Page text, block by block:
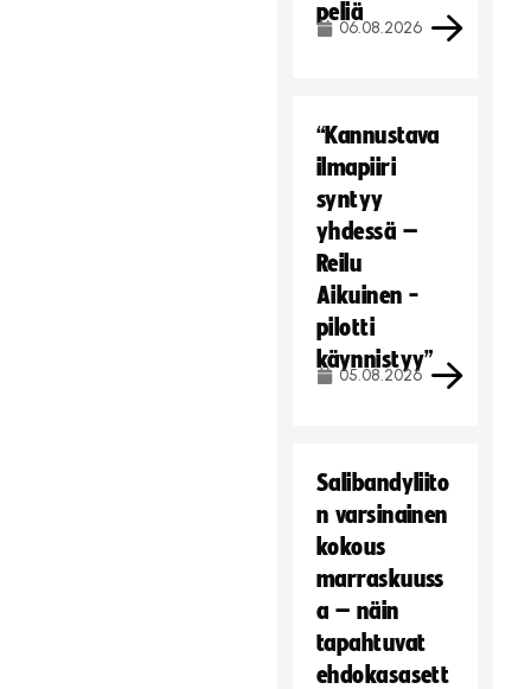
peliä
06.08.2026
“Kannustava
ilmapiiri
syntyy
yhdessä –
Reilu
Aikuinen -
pilotti
käynnistyy”
05.08.2026
Salibandyliito
n varsinainen
kokous
marraskuuss
a – näin
tapahtuvat
ehdokasasett